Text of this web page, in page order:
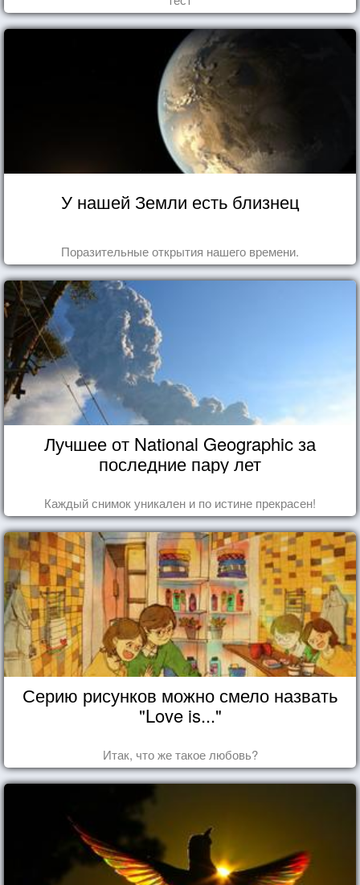
У нашей Земли есть близнец
Поразительные открытия нашего времени.
Лучшее от National Geographic за
последние пару лет
Каждый снимок уникален и по истине прекрасен!
Серию рисунков можно смело назвать
"Love is..."
Итак, что же такое любовь?